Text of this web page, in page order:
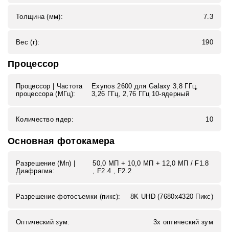
Толщина (мм): 7.3
Вес (г): 190
Процессор
Процессор | Частота
процессора (МГц):
Exynos 2600 для Galaxy 3,8 ГГц,
3,26 ГГц, 2,76 ГГц 10-ядерный
Количество ядер: 10
Основная фотокамера
Разрешение (Мп) |
Диафрагма:
50,0 MП + 10,0 MП + 12,0 MП / F1.8
, F2.4 , F2.2
Разрешение фотосъемки (пикс): 8K UHD (7680x4320 Пикс)
Оптический зум: 3x оптический зум